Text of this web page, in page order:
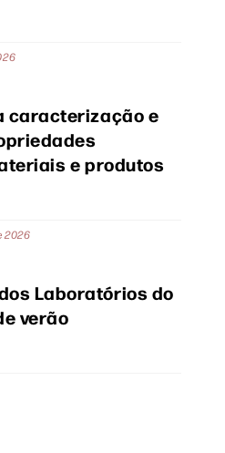
caracterização e
e produtos
2026
Laboratórios do
verão